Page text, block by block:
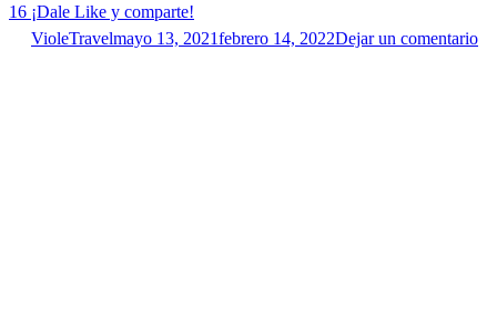
16 ¡Dale Like y comparte!
VioleTravelmayo 13, 2021febrero 14, 2022Dejar un comentario